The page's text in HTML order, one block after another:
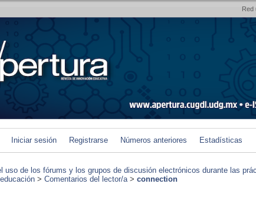
Red
Iniciar sesión Registrarse Números anteriores Estadísticas
uso de los fórums y los grupos de discusión electrónicos durante las
> Comentarios del lector/a> connection